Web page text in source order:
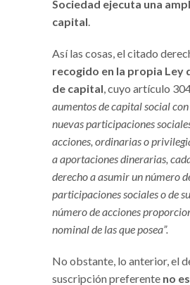
Sociedad ejecuta una
capital.
Así las cosas, el citado
recogido en la propia Ley
de capital, cuyo artículo
aumentos de capital social
nuevas participaciones
acciones, ordinarias o
a aportaciones dinerarias,
derecho a asumir un número
participaciones sociales o de
número de acciones
nominal de las que posea”.
No obstante, lo anterior, el
suscripción preferente no